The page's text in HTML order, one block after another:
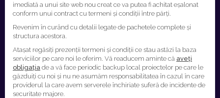
imediată a unui site web nou creat ce va putea fi achitat eșalonat
conform unui contract cu termeni și condiții între părți.
Revenim în curând cu detalii legate de pachetele complete și
structura acestora.
Atașat regăsiți prezenții termeni și condiții ce stau astăzi la baza
serviciilor pe care noi le oferim. Vă readucem aminte că aveți
obligația de a vă face periodic backup local proiectelor pe care le
găzduiți cu noi și nu ne asumăm responsabilitatea în cazul în care
providerul la care avem serverele închiriate suferă de incidente de
securitate majore.